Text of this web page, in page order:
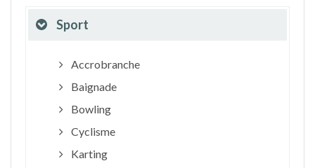
Sport
Accrobranche
Baignade
Bowling
Cyclisme
Karting